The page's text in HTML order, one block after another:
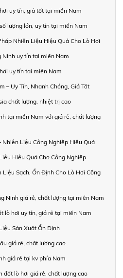
uy tín, giá tốt tại miền Nam
lượng lớn, uy tín tại miền Nam
Nhiên Liệu Hiệu Quả Cho Lò Hơi
Ninh uy tín tại miền Nam
uy tín tại miền Nam
– Uy Tín, Nhanh Chóng, Giá Tốt
chất lượng, nhiệt trị cao
tại miền Nam với giá rẻ, chất lượng
Liệu Công Nghiệp Hiệu Quả
Hiệu Quả Cho Công Nghiệp
Liệu Sạch, Ổn Định Cho Lò Hơi Công
Ninh giá rẻ, chất lượng tại miền Nam
lò hơi uy tín, giá rẻ tại miền Nam
Sản Xuất Ổn Định
giá rẻ, chất lượng cao
giá rẻ tại kv phía Nam
đốt lò hơi giá rẻ, chất lượng cao